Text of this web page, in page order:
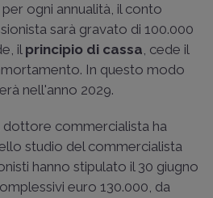
ogni annualità, il conto
sarà gravato di 100.000
ilprincipio di cassa, cede il
In questo modo
nell'anno 2029.
dottore commercialista ha
studio del commercialista
hanno stipulato il 30 giugno
euro 130.000, da